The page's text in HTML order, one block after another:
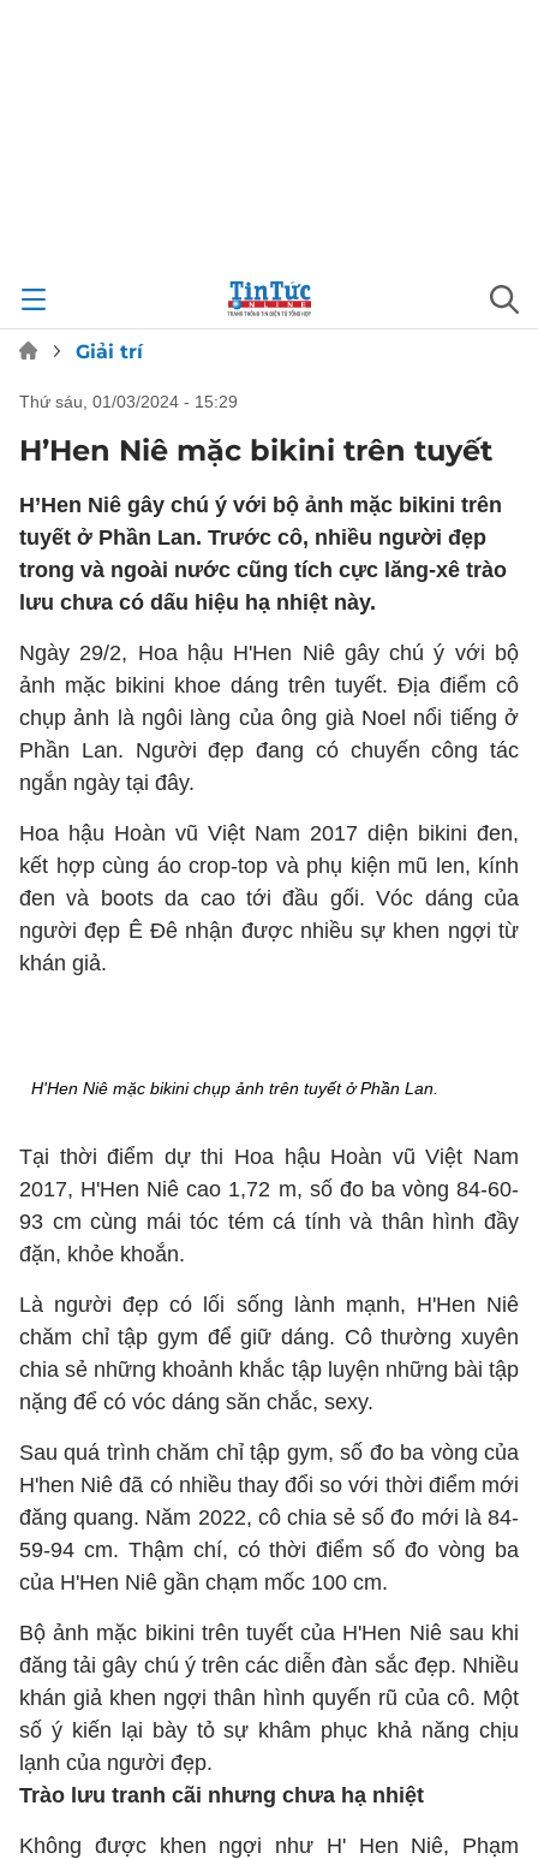
Giải trí
thứ sáu, 01/03/2024 - 15:29
H’Hen Niê mặc bikini trên tuyết
H’Hen Niê gây chú ý với bộ ảnh mặc bikini trên
tuyết ở Phần Lan. Trước cô, nhiều người đẹp
trong và ngoài nước cũng tích cực lăng-xê trào
lưu chưa có dấu hiệu hạ nhiệt này.
Ngày 29/2, Hoa hậu H'Hen Niê gây chú ý với bộ
ảnh mặc bikini khoe dáng trên tuyết. Địa điểm cô
chụp ảnh là ngôi làng của ông già Noel nổi tiếng ở
Phần Lan. Người đẹp đang có chuyến công tác
ngắn ngày tại đây.
Hoa hậu Hoàn vũ Việt Nam 2017 diện bikini đen,
kết hợp cùng áo crop-top và phụ kiện mũ len, kính
đen và boots da cao tới đầu gối. Vóc dáng của
người đẹp Ê Đê nhận được nhiều sự khen ngợi từ
khán giả.
H'Hen Niê mặc bikini chụp ảnh trên tuyết ở Phần Lan.
Tại thời điểm dự thi Hoa hậu Hoàn vũ Việt Nam
2017, H'Hen Niê cao 1,72 m, số đo ba vòng 84-60-
93 cm cùng mái tóc tém cá tính và thân hình đầy
đặn, khỏe khoắn.
Là người đẹp có lối sống lành mạnh, H'Hen Niê
chăm chỉ tập gym để giữ dáng. Cô thường xuyên
chia sẻ những khoảnh khắc tập luyện những bài tập
nặng để có vóc dáng săn chắc, sexy.
Sau quá trình chăm chỉ tập gym, số đo ba vòng của
H'hen Niê đã có nhiều thay đổi so với thời điểm mới
đăng quang. Năm 2022, cô chia sẻ số đo mới là 84-
59-94 cm. Thậm chí, có thời điểm số đo vòng ba
của H'Hen Niê gần chạm mốc 100 cm.
Bộ ảnh mặc bikini trên tuyết của H'Hen Niê sau khi
đăng tải gây chú ý trên các diễn đàn sắc đẹp. Nhiều
khán giả khen ngợi thân hình quyến rũ của cô. Một
số ý kiến lại bày tỏ sự khâm phục khả năng chịu
lạnh của người đẹp.
Trào lưu tranh cãi nhưng chưa hạ nhiệt
Không được khen ngợi như H' Hen Niê, Phạm